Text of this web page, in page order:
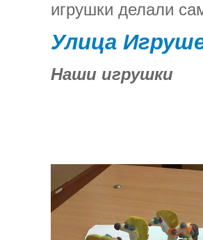
игрушки делали
Улица
Наши игрушки